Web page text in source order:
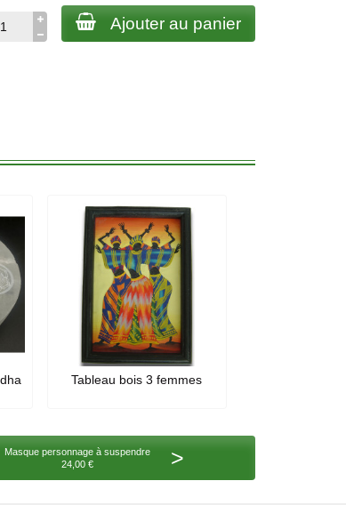
Ajouter au panier
Tableau bois 3 femmes
Masque personnage à suspendre
24,00 €
>